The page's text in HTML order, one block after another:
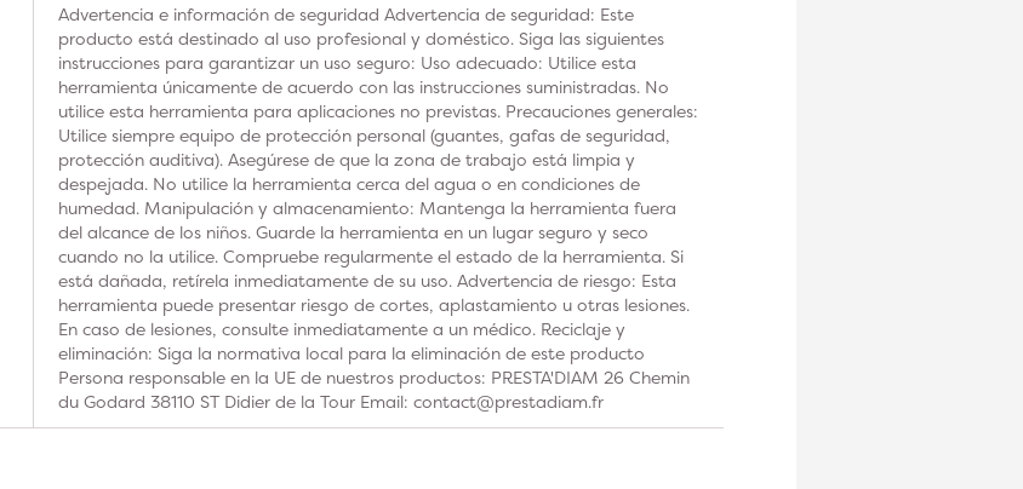
Advertencia e información de seguridad Advertencia de seguridad: Este
producto está destinado al uso profesional y doméstico. Siga las siguientes
instrucciones para garantizar un uso seguro: Uso adecuado: Utilice esta
herramienta únicamente de acuerdo con las instrucciones suministradas. No
utilice esta herramienta para aplicaciones no previstas. Precauciones generales:
Utilice siempre equipo de protección personal (guantes, gafas de seguridad,
protección auditiva). Asegúrese de que la zona de trabajo está limpia y
despejada. No utilice la herramienta cerca del agua o en condiciones de
humedad. Manipulación y almacenamiento: Mantenga la herramienta fuera
del alcance de los niños. Guarde la herramienta en un lugar seguro y seco
cuando no la utilice. Compruebe regularmente el estado de la herramienta. Si
está dañada, retírela inmediatamente de su uso. Advertencia de riesgo: Esta
herramienta puede presentar riesgo de cortes, aplastamiento u otras lesiones.
En caso de lesiones, consulte inmediatamente a un médico. Reciclaje y
eliminación: Siga la normativa local para la eliminación de este producto
Persona responsable en la UE de nuestros productos: PRESTA'DIAM 26 Chemin
du Godard 38110 ST Didier de la Tour Email: contact@prestadiam.fr